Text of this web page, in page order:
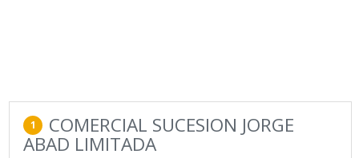
1 COMERCIAL SUCESION JORGE
ABAD LIMITADA